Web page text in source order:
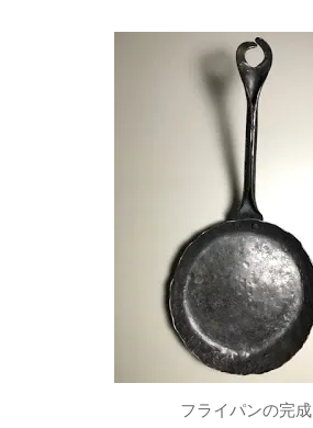
フライパンの完成